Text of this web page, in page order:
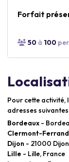
Forfait
50 à 100
Pour cette activité,
adresses suivantes
Bordeaux -
Clermont-Ferrand
Dijon - 21000
Lille - Lille, France